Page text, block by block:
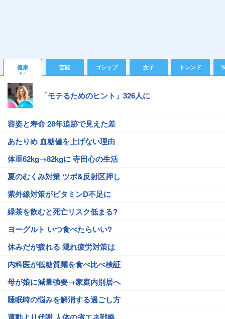
健康 芸能 ゴシップ 女子 トレンド
「モテるためのヒント」326人に
容姿と寿命 28年追跡で見えた差
あたりめ 血糖値を上げない理由
体重62kg→82kgに 寺田心の生活
夏のむくみ対策 ツボ&反射区押し
紫外線対策がビタミンD不足に
緑茶を飲むと死亡リスク低まる?
ヨーグルト いつ食べたらいい?
休みだが疲れる 隠れ疲労対策は
内科医が低糖質麺を食べ比べ検証
母が娘に減量強要→家庭内別居へ
睡眠時の悩みを解消する過ごし方